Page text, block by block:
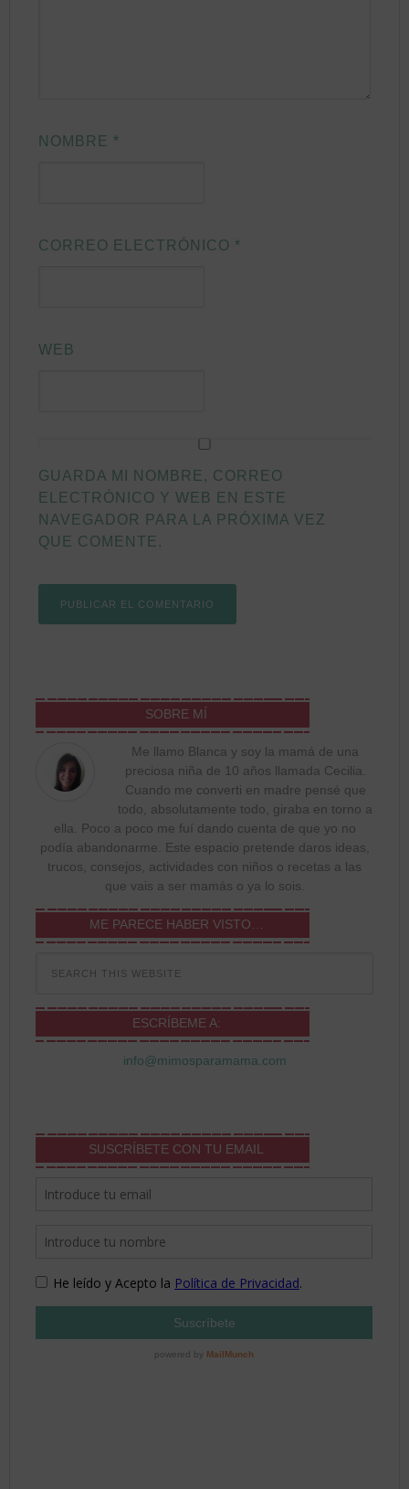
NOMBRE *
CORREO ELECTRÓNICO *
WEB
GUARDA MI NOMBRE, CORREO
ELECTRÓNICO Y WEB EN ESTE
NAVEGADOR PARA LA PRÓXIMA VEZ
QUE COMENTE.
SOBRE MÍ
Me llamo Blanca y soy la mamá de una
preciosa niña de 10 años llamada Cecilia.
Cuando me converti en madre pensé que
todo, absolutamente todo, giraba en torno a
ella. Poco a poco me fuí dando cuenta de que yo no
podía abandonarme. Este espacio pretende daros ideas,
trucos, consejos, actividades con niños o recetas a las
que vais a ser mamás o ya lo sois.
ME PARECE HABER VISTO…
ESCRÍBEME A:
info@mimosparamama.com
SUSCRÍBETE CON TU EMAIL